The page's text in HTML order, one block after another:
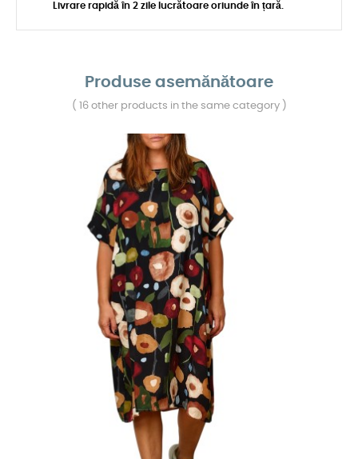
Livrare rapidă în 2 zile lucrătoare oriunde în țară.
Produse asemănătoare
( 16 other products in the same category )